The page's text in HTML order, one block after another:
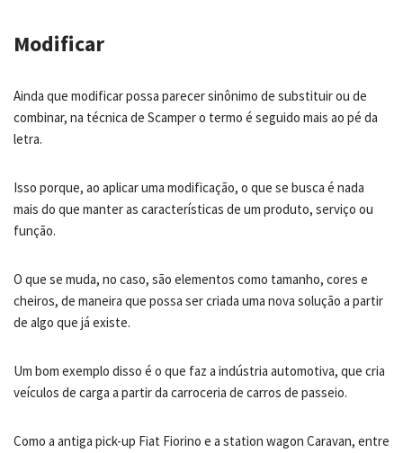
Modificar
Ainda que modificar possa parecer sinônimo de substituir ou de
combinar, na técnica de Scamper o termo é seguido mais ao pé da
letra.
Isso porque, ao aplicar uma modificação, o que se busca é nada
mais do que manter as características de um produto, serviço ou
função.
O que se muda, no caso, são elementos como tamanho, cores e
cheiros, de maneira que possa ser criada uma nova solução a partir
de algo que já existe.
Um bom exemplo disso é o que faz a indústria automotiva, que cria
veículos de carga a partir da carroceria de carros de passeio.
Como a antiga pick-up Fiat Fiorino e a station wagon Caravan, entre